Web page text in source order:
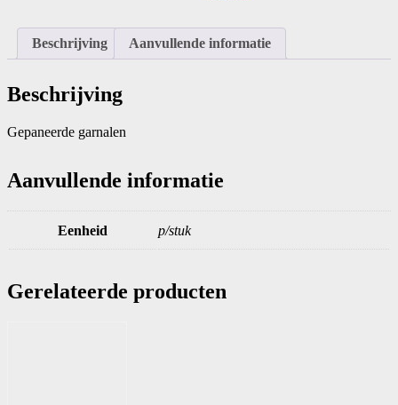
Beschrijving Aanvullende informatie
Beschrijving
Gepaneerde garnalen
Aanvullende informatie
Eenheid p/stuk
Gerelateerde producten